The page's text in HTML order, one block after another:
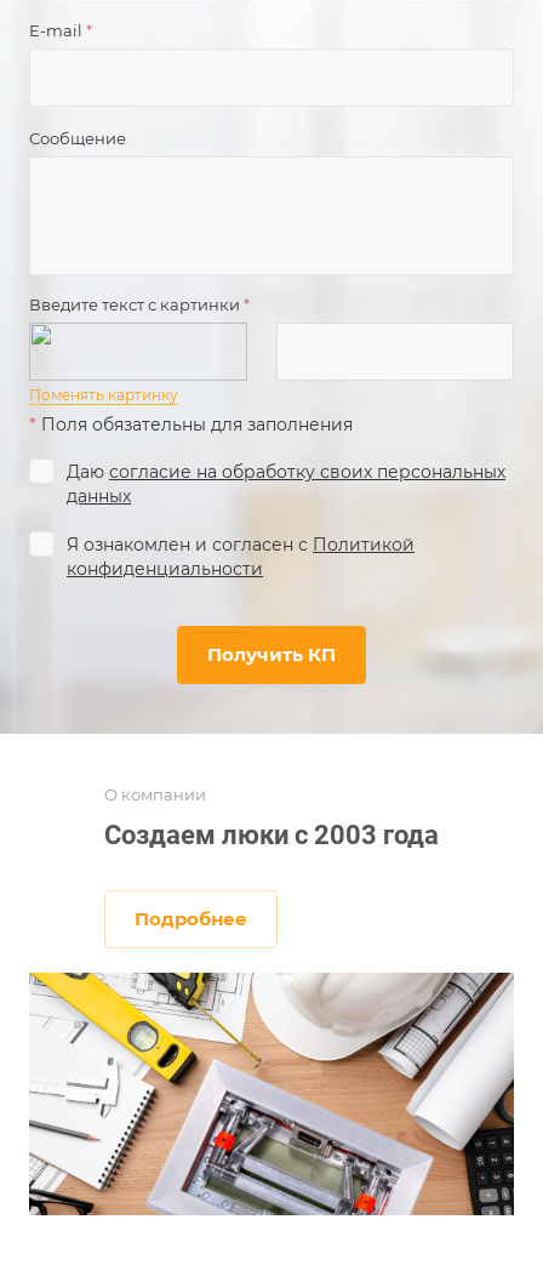
E-mail *
Сообщение
Введите текст с картинки *
Поменять картинку
* Поля обязательны для заполнения
Даю согласие на обработку своих персональных
данных
Я ознакомлен и согласен с Политикой
конфиденциальности
О компании
Создаем люки с 2003 года
Подробнее